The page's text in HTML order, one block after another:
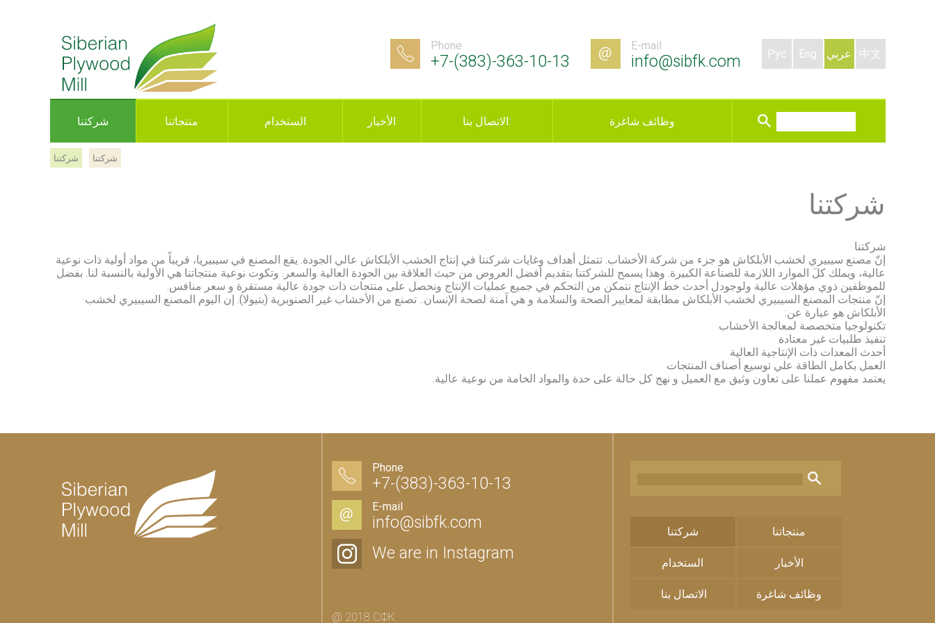
Рус Eng عربي 中文
E-mail
info@sibfk.com
Phone
+7-(383)-363-10-13
شركتنا منتجاتنا الستخدام الأخبار الاتصال بنا: وظائف شاغرة
شركتنا شركتنا
شركتنا
شركتنا
إنّ مصنع سيبيري لخشب الأبلكاش هو جزء من شركة الأخشاب. تتمثل أهداف وغايات شركنتا في إنتاج الخشب الأبلكاش عالي الجودة. يقع المصنع في سيبيريا، قريباً من مواد أولية ذات نوعية
عالية، ويملك كلَ الموارد اللازمة للصناعة الكبيرة. وهذا يسمح للشركتنا بتقديم أفضل العروض من حيث العلاقة بين الجودة العالية والسعر. وتكوت نوعية منتجاتنا هي الأولية بالنسبة لنا. بفضل
للموظفين ذوي مؤهلات عالية ولوجودل أحدث خط الإنتاج نتمكن من التحكم في جميع عمليات الإنتاج ونحصل على منتجات ذات جودة عالية مستقرة و سعر منافس.
إنّ منتجات المصنع السيبيري لخشب الأبلكاش مطابقة لمعايير الصحة والسلامة و هي آمنة لصحة الإنسان.. تصنع من الأخشاب غير الصنوبرية (بتيولا). إن اليوم المصنع السيبيري لخشب
الأبلكاش هو عبارة عن:
تكنولوجيا متخصصة لمعالجة الأخشاب
تنفيذ طلبيات غير معتادة
أحدث المعدات ذات الإنتاجية العالية
العمل بكامل الطاقة علي توسيع أصناف المنتجات
يعتمد مفهوم عملنا على تعاون وثيق مع العميل و نهج كل حالة على حدة والمواد الخامة من نوعية عالية.
Phone
+7-(383)-363-10-13
E-mail
info@sibfk.com
We are in Instagram
@ 2018 СФК
شركتنا منتجاتنا
الستخدام الأخبار
الاتصال بنا: وظائف شاغرة